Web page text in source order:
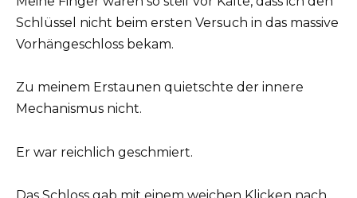
Schlüssel nicht beim ersten Versuch in das massive
Vorhängeschloss bekam.
Zu meinem Erstaunen quietschte der innere
Mechanismus nicht.
Er war reichlich geschmiert.